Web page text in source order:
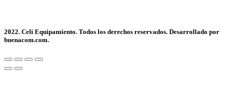
2022. Celi Equipamiento. Todos los derechos reservados. Desarrollado por
buenacom.com.